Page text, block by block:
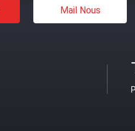
Mail Nous